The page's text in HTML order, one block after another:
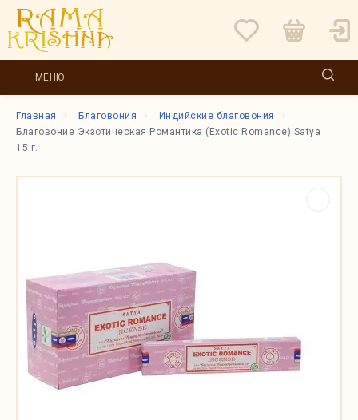
МЕНЮ
Главная Благовония
Индийские благовония
Благовоние Экзотическая Романтика (Exotic Romance) Satya
15 г.